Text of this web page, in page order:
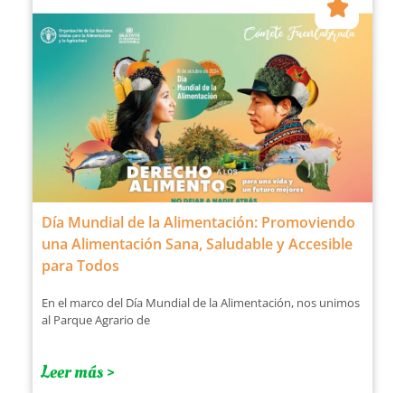
Día Mundial de la Alimentación: Promoviendo
una Alimentación Sana, Saludable y Accesible
para Todos
En el marco del Día Mundial de la Alimentación, nos unimos
al Parque Agrario de
Leer más >